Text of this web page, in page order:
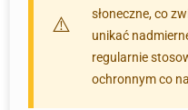
słoneczne, co
unikać
regularnie
ochronnym co